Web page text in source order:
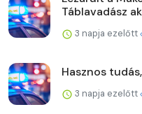
Táblavadász
3 napja ezelőtt
Hasznos
3 napja ezelőtt